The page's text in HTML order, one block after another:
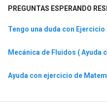
PREGUNTAS ESPERANDO
Tengo una duda con
Mecánica de Fluidos ( Ayuda
Ayuda con ejercicio de